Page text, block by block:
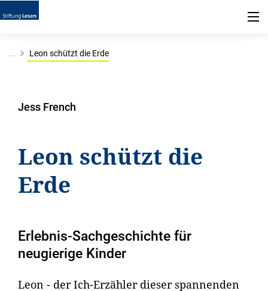
... Leon schützt die Erde
Jess French
Leon schützt die
Erde
Erlebnis-Sachgeschichte für
neugierige Kinder
Leon - der Ich-Erzähler dieser spannenden